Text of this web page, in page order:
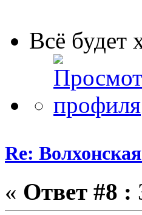
Всё будет
Re:
« Ответ #8 :